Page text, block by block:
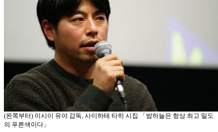
(왼쪽부터) 이시이 유야 감독, 사이하테 타히 시집 「밤하늘은 항상 최고 밀도
의 푸른색이다」